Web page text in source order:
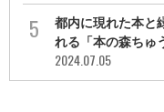
都内に現れた本と
れる「本の森ちゅ
2024.07.05